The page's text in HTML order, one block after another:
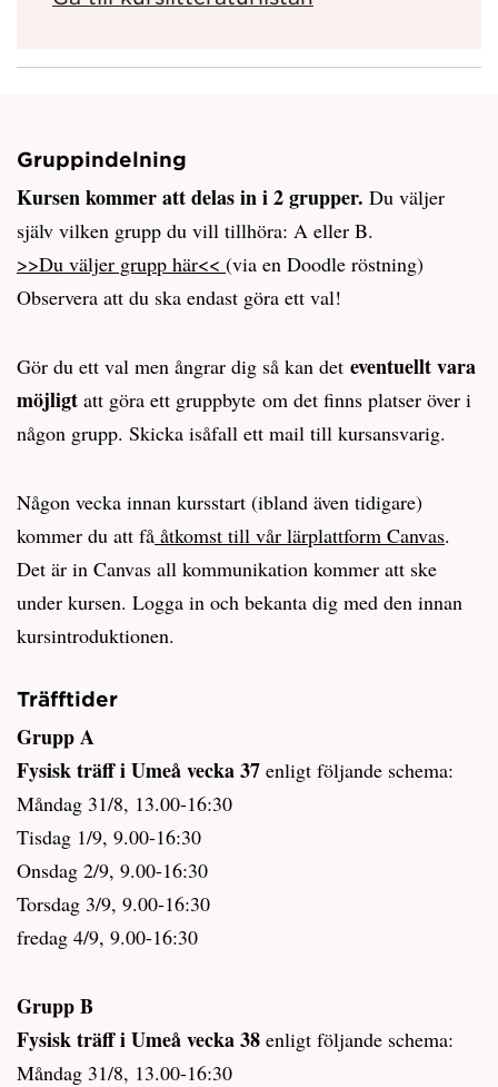
Gruppindelning
Kursen kommer att delas in i 2 grupper. Du väljer
själv vilken grupp du vill tillhöra: A eller B.
>>Du väljer grupp här<< (via en Doodle röstning)
Observera att du ska endast göra ett val!
Gör du ett val men ångrar dig så kan det eventuellt vara
möjligt att göra ett gruppbyte om det finns platser över i
någon grupp. Skicka isåfall ett mail till kursansvarig.
Någon vecka innan kursstart (ibland även tidigare)
kommer du att få åtkomst till vår lärplattform Canvas.
Det är in Canvas all kommunikation kommer att ske
under kursen. Logga in och bekanta dig med den innan
kursintroduktionen.
Träfftider
Grupp A
Fysisk träff i Umeå vecka 37 enligt följande schema:
Måndag 31/8, 13.00-16:30
Tisdag 1/9, 9.00-16:30
Onsdag 2/9, 9.00-16:30
Torsdag 3/9, 9.00-16:30
fredag 4/9, 9.00-16:30
Grupp B
Fysisk träff i Umeå vecka 38 enligt följande schema:
Måndag 31/8, 13.00-16:30